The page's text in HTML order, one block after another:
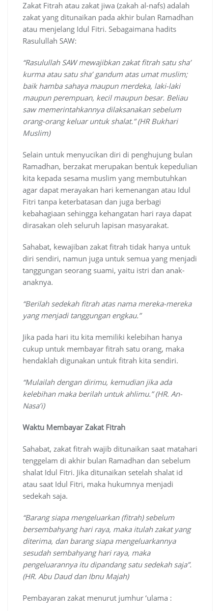
Zakat Fitrah atau zakat jiwa (zakah al-nafs) adalah
zakat yang ditunaikan pada akhir bulan Ramadhan
atau menjelang Idul Fitri. Sebagaimana hadits
Rasulullah SAW:
“Rasulullah SAW mewajibkan zakat fitrah satu sha’
kurma atau satu sha’ gandum atas umat muslim;
baik hamba sahaya maupun merdeka, laki-laki
maupun perempuan, kecil maupun besar. Beliau
saw memerintahkannya dilaksanakan sebelum
orang-orang keluar untuk shalat.” (HR Bukhari
Muslim)
Selain untuk menyucikan diri di penghujung bulan
Ramadhan, berzakat merupakan bentuk kepedulian
kita kepada sesama muslim yang membutuhkan
agar dapat merayakan hari kemenangan atau Idul
Fitri tanpa keterbatasan dan juga berbagi
kebahagiaan sehingga kehangatan hari raya dapat
dirasakan oleh seluruh lapisan masyarakat.
Sahabat, kewajiban zakat fitrah tidak hanya untuk
diri sendiri, namun juga untuk semua yang menjadi
tanggungan seorang suami, yaitu istri dan anak-
anaknya.
“Berilah sedekah fitrah atas nama mereka-mereka
yang menjadi tanggungan engkau.”
Jika pada hari itu kita memiliki kelebihan hanya
cukup untuk membayar fitrah satu orang, maka
hendaklah digunakan untuk fitrah kita sendiri.
“Mulailah dengan dirimu, kemudian jika ada
kelebihan maka berilah untuk ahlimu.” (HR. An-
Nasa’i)
Waktu Membayar Zakat Fitrah
Sahabat, zakat fitrah wajib ditunaikan saat matahari
tenggelam di akhir bulan Ramadhan dan sebelum
shalat Idul Fitri. Jika ditunaikan setelah shalat id
atau saat Idul Fitri, maka hukumnya menjadi
sedekah saja.
“Barang siapa mengeluarkan (fitrah) sebelum
bersembahyang hari raya, maka itulah zakat yang
diterima, dan barang siapa mengeluarkannya
sesudah sembahyang hari raya, maka
pengeluarannya itu dipandang satu sedekah saja”.
(HR. Abu Daud dan Ibnu Majah)
Pembayaran zakat menurut jumhur ‘ulama :